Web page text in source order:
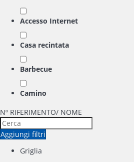
Accesso Internet
Casa recintata
Barbecue
Camino
Nº RIFERIMENTO/ NOME
Aggiungi filtri
Griglia